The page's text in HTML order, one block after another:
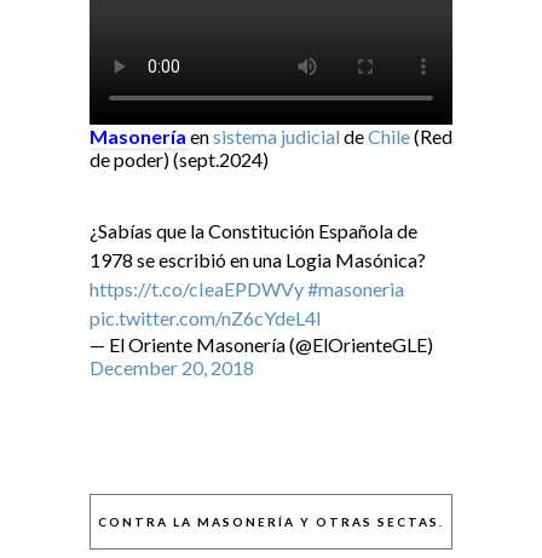
Masonería ensistema judicialdeChile(Red
de poder) (sept.2024)
¿Sabías que la Constitución Española de
1978 se escribió en una Logia Masónica?
https://t.co/cIeaEPDWVy#masoneria
pic.twitter.com/nZ6cYdeL4I
— El Oriente Masonería (@ElOrienteGLE)
December 20, 2018
CONTRA LA MASONERÍA Y OTRAS SECTAS.